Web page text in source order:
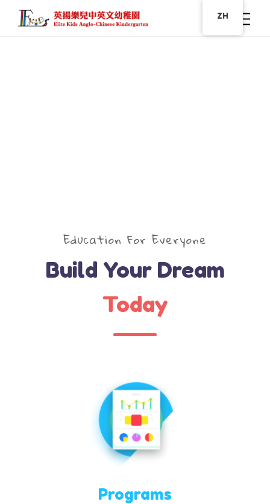
Education For Everyone
Build Your Dream
Today
Programs
ZH